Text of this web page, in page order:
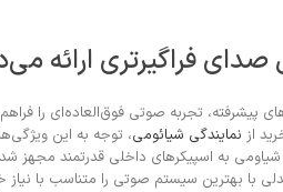
فراگیرتری ارائه
پیشرفته، تجربه صوتی فوق‌العاده‌ای را
نمایندگی شیائومی، توجه به این
به اسپیکرهای داخلی قدرتمند مجهز
بهترین سیستم صوتی را متناسب با نیاز